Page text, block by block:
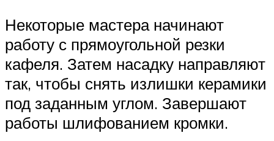
Некоторые мастера начинают
работу с прямоугольной резки
кафеля. Затем насадку направляют
так, чтобы снять излишки керамики
под заданным углом. Завершают
работы шлифованием кромки.